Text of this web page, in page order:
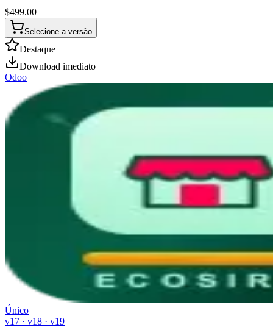
$499.00
Selecione a versão
Destaque
Download imediato
Odoo
Único
v17 · v18 · v19